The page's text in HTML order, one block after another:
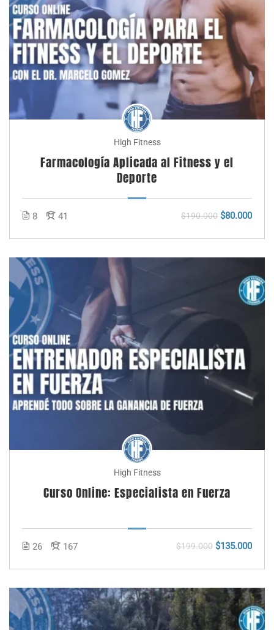
High Fitness
Farmacología Aplicada al Fitness y el
Deporte
8 41 $190.000 $80.000
High Fitness
Curso Online: Especialista en Fuerza
26 167 $199.000 $135.000